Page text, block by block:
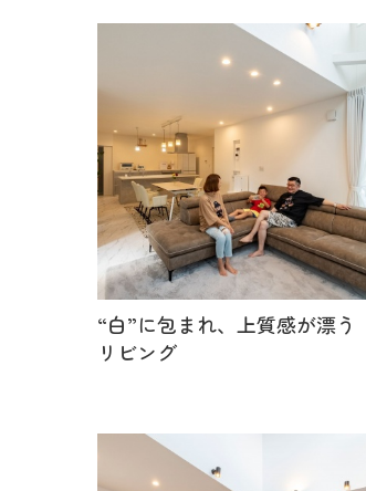
“白”に包まれ、上質感が漂う
リビング